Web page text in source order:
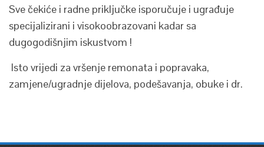
Sve čekiće i radne priključke isporučuje i ugrađuje
specijalizirani i visokoobrazovani kadar sa
dugogodišnjim iskustvom !
Isto vrijedi za vršenje remonata i popravaka,
zamjene/ugradnje dijelova, podešavanja, obuke i dr.